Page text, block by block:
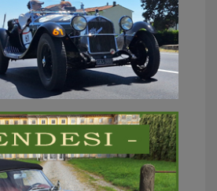
2026 800×600
(13)